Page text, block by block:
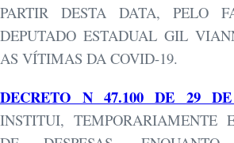
PARTIR DESTA DATA, PELO
DEPUTADO ESTADUAL GIL
AS VÍTIMAS DA COVID-19.
DECRETO N 47.100 DE 29
INSTITUI, TEMPORARIAMENTE